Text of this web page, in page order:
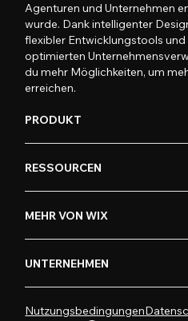
Agenturen und Unternehmen
wurde. Dank intelligenter
flexibler Entwicklungstools und
optimierten
du mehr Möglichkeiten, um
erreichen.
PRODUKT
RESSOURCEN
MEHR VON WIX
UNTERNEHMEN
Nutzungsbedingungen